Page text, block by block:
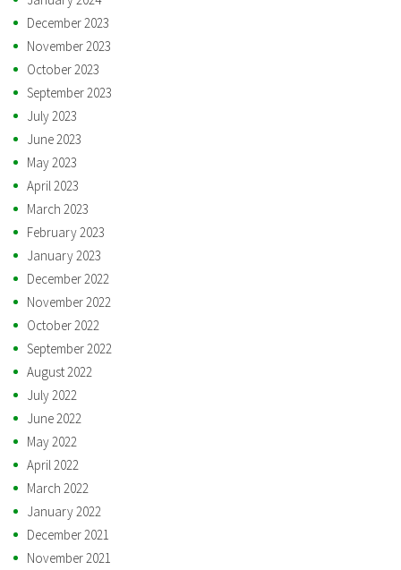
December 2023
November 2023
October 2023
September 2023
July 2023
June 2023
May 2023
April 2023
March 2023
February 2023
January 2023
December 2022
November 2022
October 2022
September 2022
August 2022
July 2022
June 2022
May 2022
April 2022
March 2022
January 2022
December 2021
November 2021